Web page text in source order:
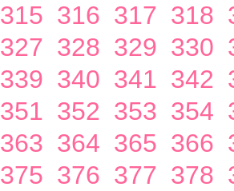
315 316 317 318
327 328 329 330
339 340 341 342
351 352 353 354
363 364 365 366
375 376 377 378